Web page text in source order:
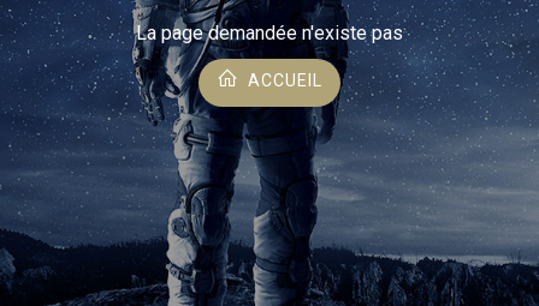
La page demandée n'existe pas
ACCUEIL